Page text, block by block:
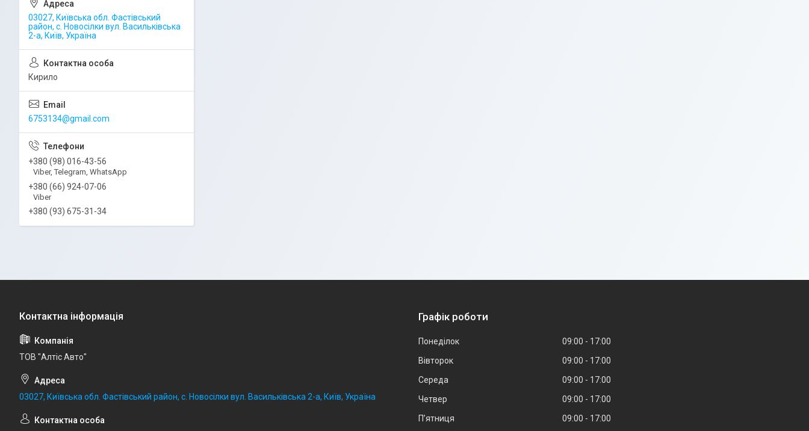
03027, Київська обл. Фастівський
район, с. Новосілки вул. Васильківська
2-а, Київ, Україна
Кирило
6753134@gmail.com
+380 (98) 016-43-56
Viber, Telegram, WhatsApp
+380 (66) 924-07-06
Viber
+380 (93) 675-31-34
ТОВ "Алтіс Авто"
03027, Київська обл. Фастівський район, с. Новосілки вул. Васильківська 2-а, Київ, Україна
Графік роботи
Понеділок 09:00
17:00
Вівторок
09:00
17:00
Середа
09:00
17:00
Четвер
09:00
17:00
Пʼятниця
09:00 17:00